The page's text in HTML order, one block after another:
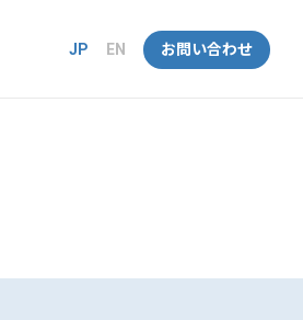
JP EN お問い合わせ